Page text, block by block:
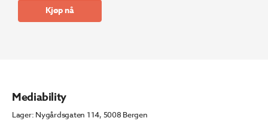
Kjøp nå
Mediability
Lager: Nygårdsgaten 114, 5008 Bergen